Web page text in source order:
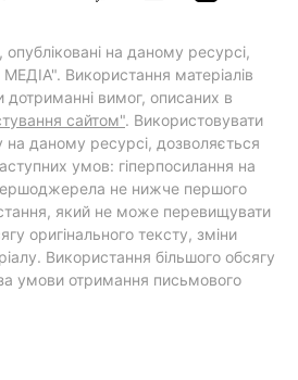
опубліковані на даному ресурсі,
Використання матеріалів
вимог, описаних в
сайтом". Використовувати
даному ресурсі, дозволяється
умов: гіперпосилання на
не нижче першого
який не може перевищувати
оригінального тексту, зміни
Використання більшого обсягу
умови отримання письмового